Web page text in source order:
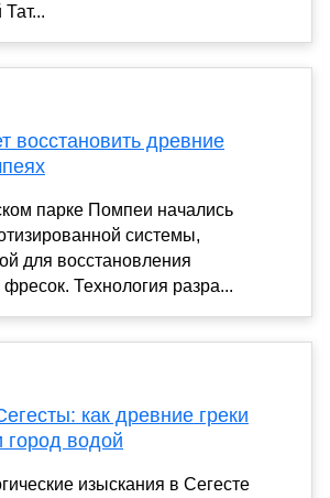
восстановить древние
парке Помпеи начались
системы,
для восстановления
Технология разра...
как древние греки
город водой
изыскания в Сегесте